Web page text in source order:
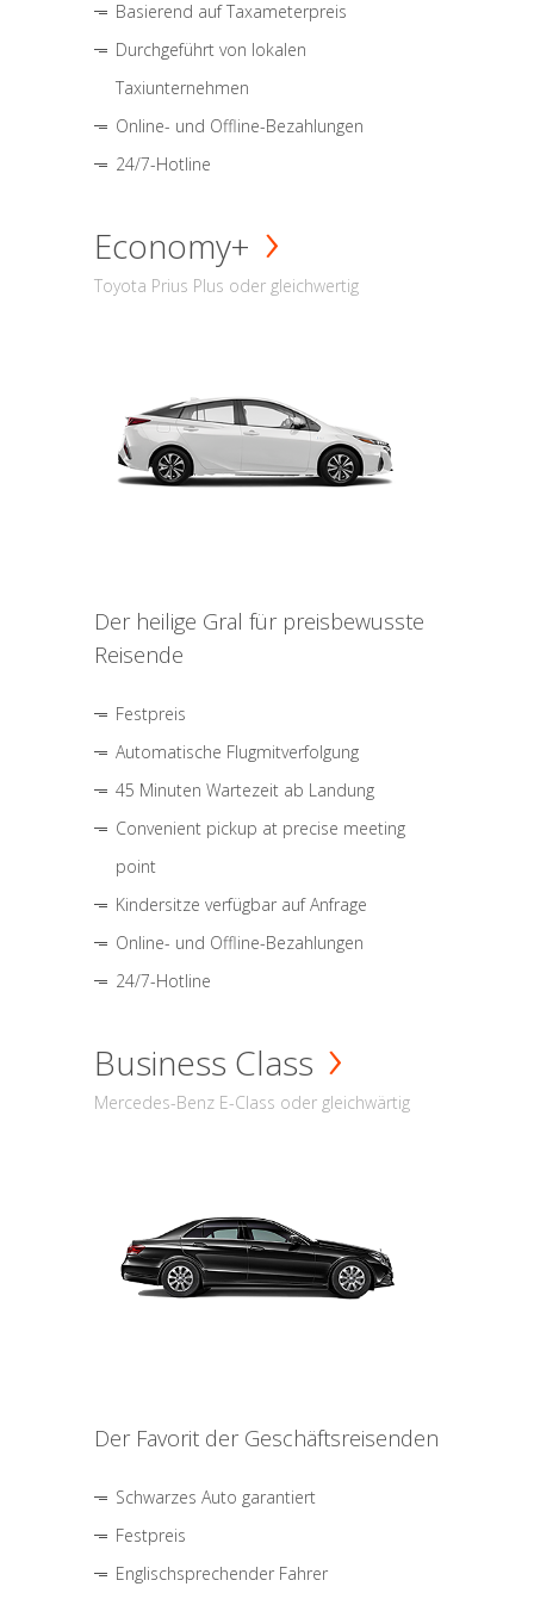
Basierend auf Taxameterpreis
Durchgeführt von lokalen
Taxiunternehmen
Online- und Offline-Bezahlungen
24/7-Hotline
Economy+
Toyota Prius Plus oder gleichwertig
Der heilige Gral für preisbewusste
Reisende
Festpreis
Automatische Flugmitverfolgung
45 Minuten Wartezeit ab Landung
Convenient pickup at precise meeting
point
Kindersitze verfügbar auf Anfrage
Online- und Offline-Bezahlungen
24/7-Hotline
Business Class
Mercedes-Benz E-Class oder gleichwärtig
Der Favorit der Geschäftsreisenden
Schwarzes Auto garantiert
Festpreis
Englischsprechender Fahrer